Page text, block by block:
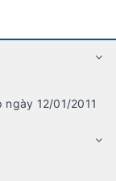
ngày 12/01/2011